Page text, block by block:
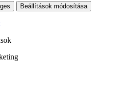
Beállítások módosítása